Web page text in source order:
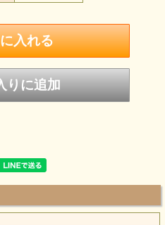
クに包まれよう』
心躍らせ
ためにある
ルギーをまとい
で溢れる世界。
が毎瞬つくっている
暗い森に迷い込むのも
とが出来る。